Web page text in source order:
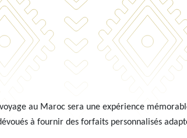
au Maroc sera une expérience
à fournir des forfaits personnalisés